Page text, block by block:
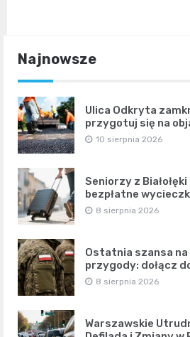
Najnowsze
Ulica Odkryta
przygotuj się na
10 sierpnia 2026
Seniorzy z
bezpłatne
8 sierpnia 2026
Ostatnia szansa na
przygody: dołącz
8 sierpnia 2026
Warszawskie